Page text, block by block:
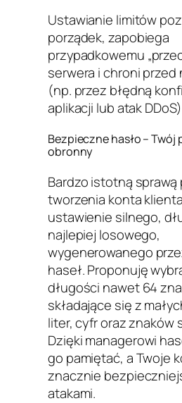
Ustawianie limitów
porządek, zapobiega
przypadkowemu
serwera i chroni przed
(np. przez błędną
aplikacji lub atak
Bezpieczne hasło – Twój
obronny
Bardzo istotną sprawą
tworzenia konta
ustawienie silnego,
najlepiej losowego,
wygenerowanego
haseł. Proponuję
długości nawet 64
składające się z
liter, cyfr oraz znaków
Dzięki managerowi
go pamiętać, a Twoje
znacznie
atakami.